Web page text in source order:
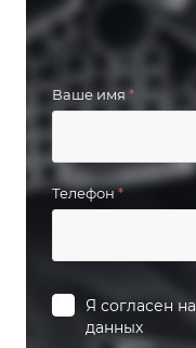
Ваше имя *
Телефон*
Я согласен на
данных